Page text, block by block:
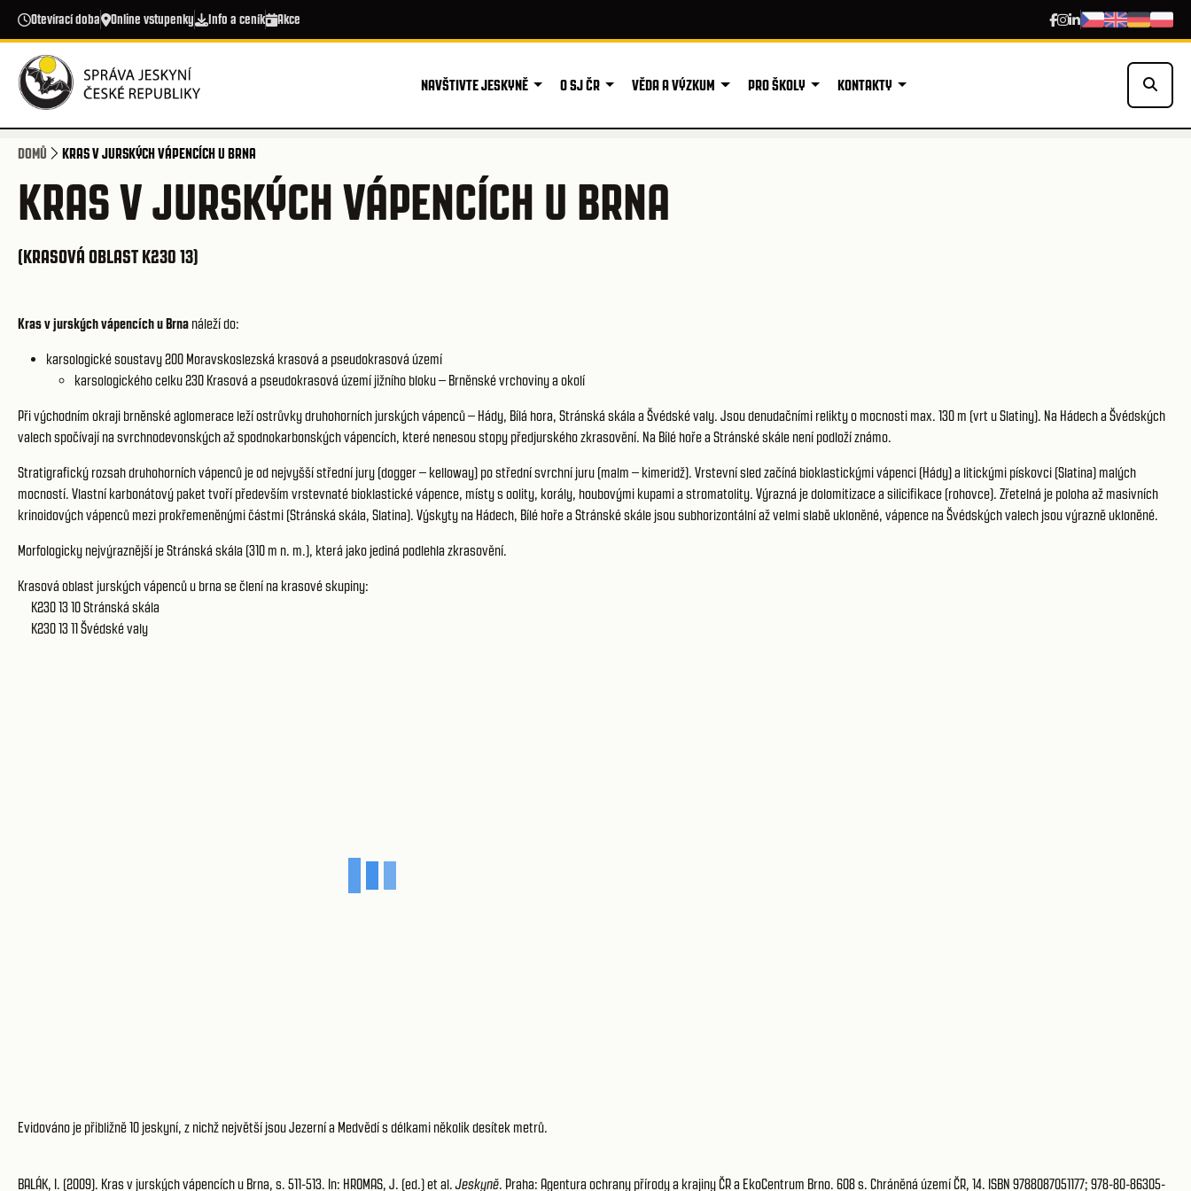
Přejít k hlavnímu obsahu
Otevírací doba Online vstupenky Info a ceník Akce
NAVŠTIVTE JESKYNĚ O SJ ČR VĚDA A VÝZKUM PRO ŠKOLY KONTAKTY
DOMŮ KRAS V JURSKÝCH VÁPENCÍCH U BRNA
KRAS V JURSKÝCH VÁPENCÍCH U BRNA
(KRASOVÁ OBLAST K230 13)
Kras v jurských vápencích u Brna náleží do:
karsologické soustavy 200 Moravskoslezská krasová a pseudokrasová území
karsologického celku 230 Krasová a pseudokrasová území jižního bloku – Brněnské vrchoviny a okolí
Při východním okraji brněnské aglomerace leží ostrůvky druhohorních jurských vápenců – Hády, Bílá hora, Stránská skála a Švédské valy. Jsou denudačními relikty o mocnosti max. 130 m (vrt u Slatiny). Na Hádech a Švédských
valech spočívají na svrchnodevonských až spodnokarbonských vápencích, které nenesou stopy předjurského zkrasovění. Na Bílé hoře a Stránské skále není podloží známo.
Stratigrafický rozsah druhohorních vápenců je od nejvyšší střední jury (dogger – kelloway) po střední svrchní juru (malm – kimeridž). Vrstevní sled začíná bioklastickými vápenci (Hády) a litickými pískovci (Slatina) malých
mocností. Vlastní karbonátový paket tvoří především vrstevnaté bioklastické vápence, místy s oolity, korály, houbovými kupami a stromatolity. Výrazná je dolomitizace a silicifikace (rohovce). Zřetelná je poloha až masivních
krinoidových vápenců mezi prokřemeněnými částmi (Stránská skála, Slatina). Výskyty na Hádech, Bílé hoře a Stránské skále jsou subhorizontální až velmi slabě ukloněné, vápence na Švédských valech jsou výrazně ukloněné.
Morfologicky nejvýraznější je Stránská skála (310 m n. m.), která jako jediná podlehla zkrasovění.
Krasová oblast jurských vápenců u brna se člení na krasové skupiny:
K230 13 10Stránská skála
K230 13 11Švédské valy
Evidováno je přibližně 10 jeskyní, z nichž největší jsou Jezerní a Medvědí s délkami několik desítek metrů.
BALÁK, I. (2009). Kras v jurských vápencích u Brna, s. 511-513. In: HROMAS, J. (ed.) et al.Jeskyně. Praha: Agentura ochrany přírody a krajiny ČR a EkoCentrum Brno. 608 s. Chráněná území ČR, 14. ISBN 9788087051177; 978-80-86305-